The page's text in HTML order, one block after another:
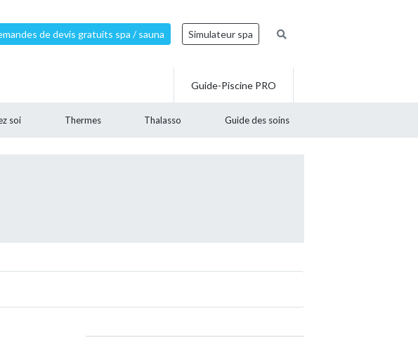
de devis gratuits spa / sauna Simulateur spa
soi Thermes Thalasso Guide des soins
Guide-Piscine PRO